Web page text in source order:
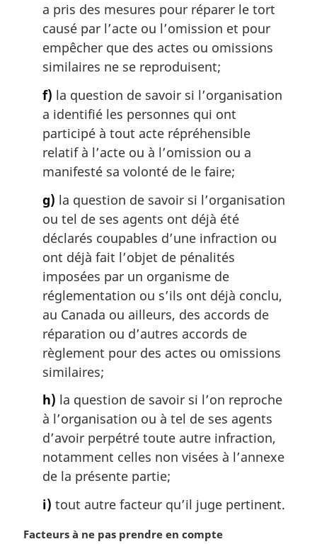
a pris des mesures pour réparer le tort
causé par l’acte ou l’omission et pour
empêcher que des actes ou omissions
similaires ne se reproduisent;
f) la question de savoir si l’organisation
a identifié les personnes qui ont
participé à tout acte répréhensible
relatif à l’acte ou à l’omission ou a
manifesté sa volonté de le faire;
g) la question de savoir si l’organisation
ou tel de ses agents ont déjà été
déclarés coupables d’une infraction ou
ont déjà fait l’objet de pénalités
imposées par un organisme de
réglementation ou s’ils ont déjà conclu,
au Canada ou ailleurs, des accords de
réparation ou d’autres accords de
règlement pour des actes ou omissions
similaires;
h) la question de savoir si l’on reproche
à l’organisation ou à tel de ses agents
d’avoir perpétré toute autre infraction,
notamment celles non visées à l’annexe
de la présente partie;
i) tout autre facteur qu’il juge pertinent.
N
Facteurs à ne pas prendre en compte